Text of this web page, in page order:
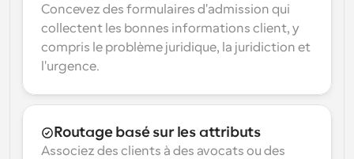
Concevez des formulaires d'admission qui
collectent les bonnes informations client, y
compris le problème juridique, la juridiction et
l'urgence.
Routage basé sur les attributs
Associez des clients à des avocats ou des